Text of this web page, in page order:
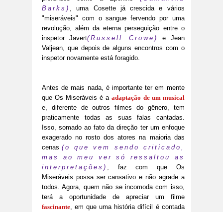
Barks)
, uma Cosette já crescida e vários
"miseráveis" com o sangue fervendo por uma
revolução, além da eterna perseguição entre o
inspetor Javert(Russell Crowe)
e Jean
Valjean, que depois de alguns encontros com o
inspetor novamente está foragido.
Antes de mais nada, é importante ter em mente
que Os Miseráveis é aadaptação de um musical
e, diferente de outros filmes do gênero, tem
praticamente todas as suas falas cantadas.
Isso, somado ao fato da direção ter um enfoque
exagerado no rosto dos atores na maioria das
cenas(o que vem sendo criticado,
mas ao meu ver só ressaltou as
interpretações)
, faz com que Os
Miseráveis possa ser cansativo e não agrade a
todos. Agora, quem não se incomoda com isso,
terá a oportunidade de apreciar um filme
fascinante , em que uma história difícil é contada